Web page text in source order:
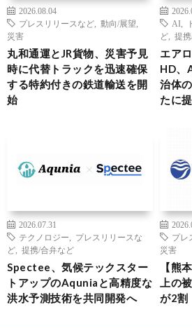
2026.08.04
プレスリリースなど
動向/展望
災害
丸和通運とJR貨物、災害予見
時に代替トラックを迅速確保
する特約付きの鉄道輸送を開
始
AI
ど
提
エア
HD、
治体
たに
2026.07.31
テクノロジー
プレスリリースな
ど
提携/合弁など
Spectee、気候テックスター
トアップのAquniaと高精度な
洪水予測技術を共同開発へ
プレ
災害
【熊
上の
が2割